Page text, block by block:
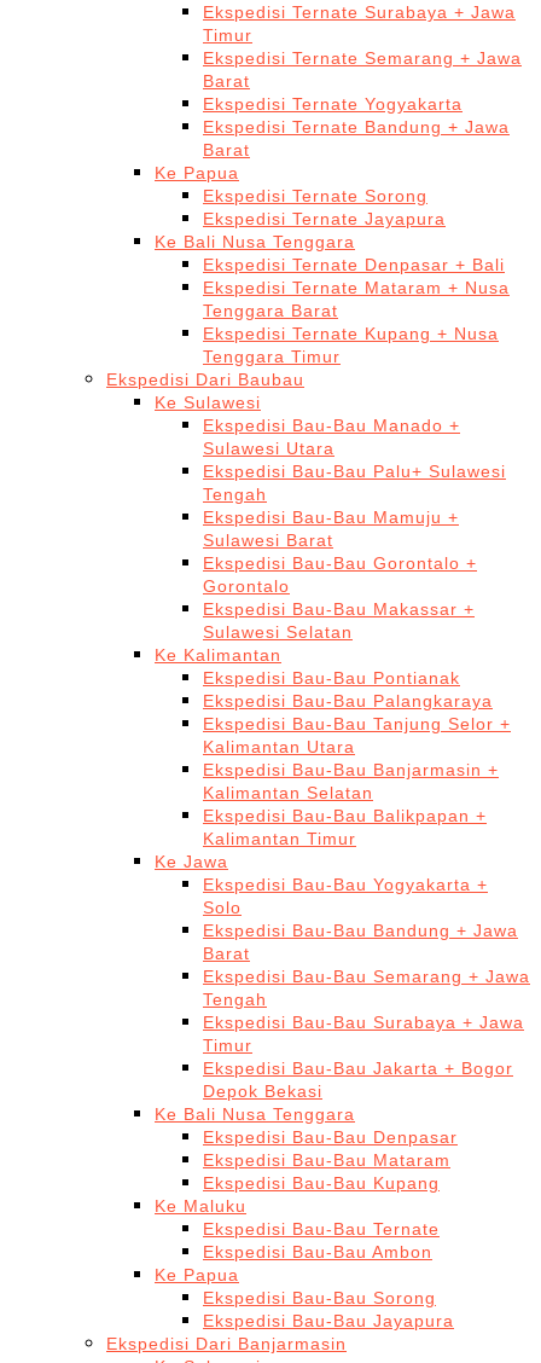
Ekspedisi Ternate Surabaya + Jawa
Timur
Ekspedisi Ternate Semarang + Jawa
Barat
Ekspedisi Ternate Yogyakarta
Ekspedisi Ternate Bandung + Jawa
Barat
Ke Papua
Ekspedisi Ternate Sorong
Ekspedisi Ternate Jayapura
Ke Bali Nusa Tenggara
Ekspedisi Ternate Denpasar + Bali
Ekspedisi Ternate Mataram + Nusa
Tenggara Barat
Ekspedisi Ternate Kupang + Nusa
Tenggara Timur
Ekspedisi Dari Baubau
Ke Sulawesi
Ekspedisi Bau-Bau Manado +
Sulawesi Utara
Ekspedisi Bau-Bau Palu+ Sulawesi
Tengah
Ekspedisi Bau-Bau Mamuju +
Sulawesi Barat
Ekspedisi Bau-Bau Gorontalo +
Gorontalo
Ekspedisi Bau-Bau Makassar +
Sulawesi Selatan
Ke Kalimantan
Ekspedisi Bau-Bau Pontianak
Ekspedisi Bau-Bau Palangkaraya
Ekspedisi Bau-Bau Tanjung Selor +
Kalimantan Utara
Ekspedisi Bau-Bau Banjarmasin +
Kalimantan Selatan
Ekspedisi Bau-Bau Balikpapan +
Kalimantan Timur
Ke Jawa
Ekspedisi Bau-Bau Yogyakarta +
Solo
Ekspedisi Bau-Bau Bandung + Jawa
Barat
Ekspedisi Bau-Bau Semarang + Jawa
Tengah
Ekspedisi Bau-Bau Surabaya + Jawa
Timur
Ekspedisi Bau-Bau Jakarta + Bogor
Depok Bekasi
Ke Bali Nusa Tenggara
Ekspedisi Bau-Bau Denpasar
Ekspedisi Bau-Bau Mataram
Ekspedisi Bau-Bau Kupang
Ke Maluku
Ekspedisi Bau-Bau Ternate
Ekspedisi Bau-Bau Ambon
Ke Papua
Ekspedisi Bau-Bau Sorong
Ekspedisi Bau-Bau Jayapura
Ekspedisi Dari Banjarmasin